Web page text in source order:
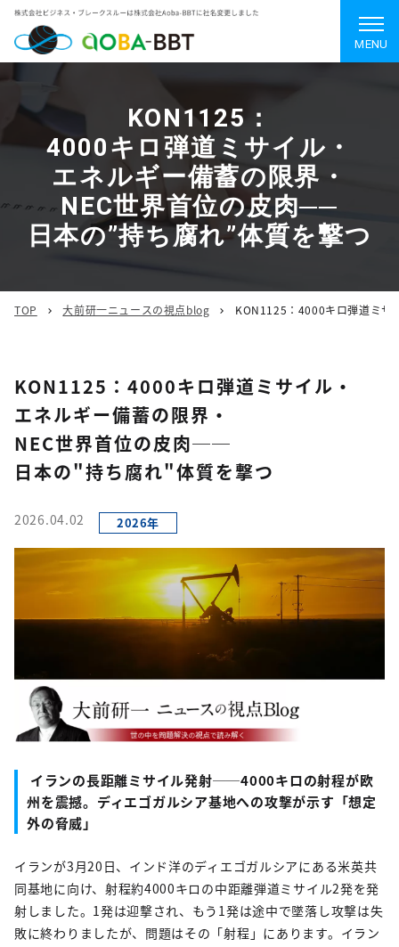
MENU
KON1125：
4000キロ弾道ミサイル・
エネルギー備蓄の限界・
NEC世界首位の皮肉──
日本の”持ち腐れ”体質を撃つ
TOP 大前研一ニュースの視点blog KON1125：4000キロ弾道ミサ
KON1125：4000キロ弾道ミサイル・
エネルギー備蓄の限界・
NEC世界首位の皮肉──
日本の"持ち腐れ"体質を撃つ
2026.04.02 2026年
イランの長距離ミサイル発射──4000キロの射程が欧
州を震撼。 ディエゴガルシア基地への攻撃が示す「想定
外の脅威」
イランが3月20日、インド洋のディエゴガルシアにある米英共
同基地に向け、射程約4000キロの中距離弾道ミサイル2発を発
射しました。1発は迎撃され、もう1発は途中で墜落し攻撃は失
敗に終わりましたが、問題はその「射程」にあります。イラン